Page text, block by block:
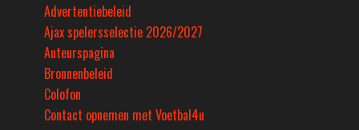
Advertentiebeleid
Ajax spelersselectie 2026/2027
Auteurspagina
Bronnenbeleid
Colofon
Contact opnemen met Voetbal4u